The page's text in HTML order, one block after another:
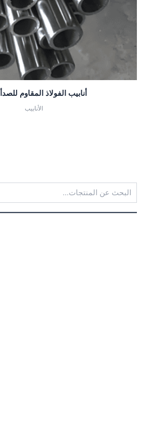
أنابيب الفولاذ المقاوم للصدأ 317L
الأنابيب